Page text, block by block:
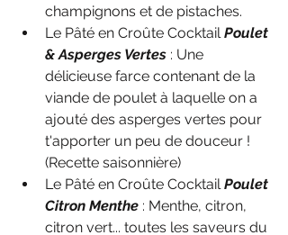
champignons et de pistaches.
Le Pâté en Croûte Cocktail Poulet
& Asperges Vertes : Une
délicieuse farce contenant de la
viande de poulet à laquelle on a
ajouté des asperges vertes pour
t'apporter un peu de douceur !
(Recette saisonnière)
Le Pâté en Croûte Cocktail Poulet
Citron Menthe : Menthe, citron,
citron vert... toutes les saveurs du